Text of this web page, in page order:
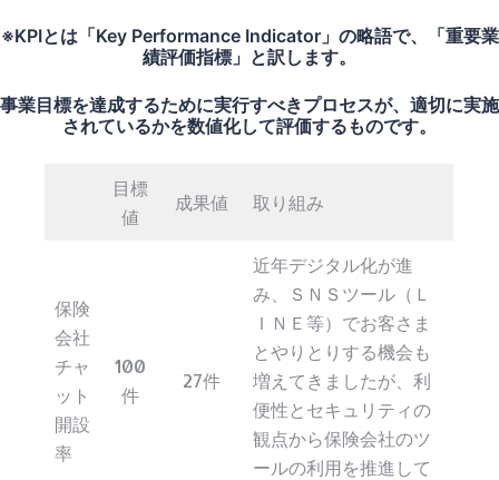
※KPIとは「Key Performance Indicator」の略語で、「重要業
績評価指標」と訳します。
事業目標を達成するために実行すべきプロセスが、適切に実施
されているかを数値化して評価するものです。
目標
値
成果値 取り組み
保険
会社
チャ
ット
開設
率
100
件
27件
近年デジタル化が進
み、ＳＮＳツール（Ｌ
ＩＮＥ等）でお客さま
とやりとりする機会も
増えてきましたが、利
便性とセキュリティの
観点から保険会社のツ
ールの利用を推進して